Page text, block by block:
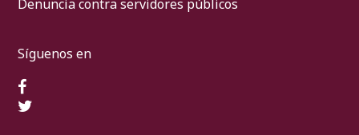
Denuncia contra servidores públicos
Síguenos en